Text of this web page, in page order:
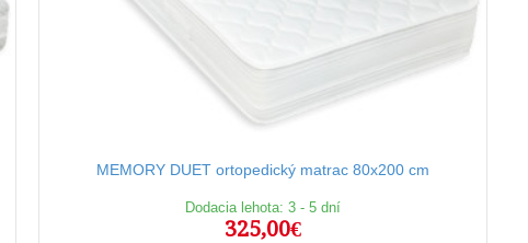
MEMORY DUET ortopedický matrac 80x200 cm
Dodacia lehota: 3 - 5 dní
325,00€